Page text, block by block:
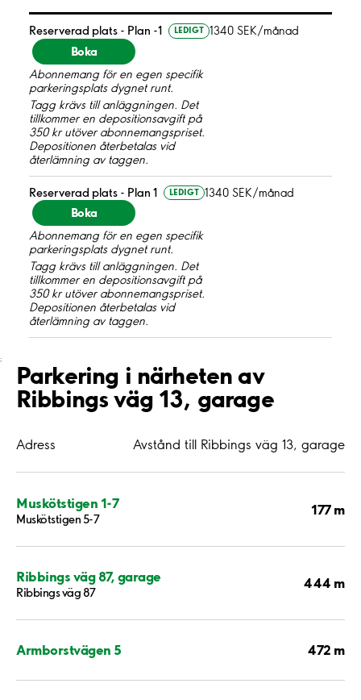
Reserverad plats - Plan -1 LEDIGT 1340 SEK/månad
Boka
Abonnemang för en egen specifik
parkeringsplats dygnet runt.
Tagg krävs till anläggningen. Det
tillkommer en depositionsavgift på
350 kr utöver abonnemangspriset.
Depositionen återbetalas vid
återlämning av taggen.
Reserverad plats - Plan 1 LEDIGT 1340 SEK/månad
Boka
Abonnemang för en egen specifik
parkeringsplats dygnet runt.
Tagg krävs till anläggningen. Det
tillkommer en depositionsavgift på
350 kr utöver abonnemangspriset.
Depositionen återbetalas vid
återlämning av taggen.
;
Parkering i närheten av
Ribbings väg 13, garage
Adress Avstånd till Ribbings väg 13, garage
Muskötstigen 1-7
Muskötstigen 5-7
177 m
Ribbings väg 87, garage
Ribbings väg 87
444 m
Armborstvägen 5 472 m